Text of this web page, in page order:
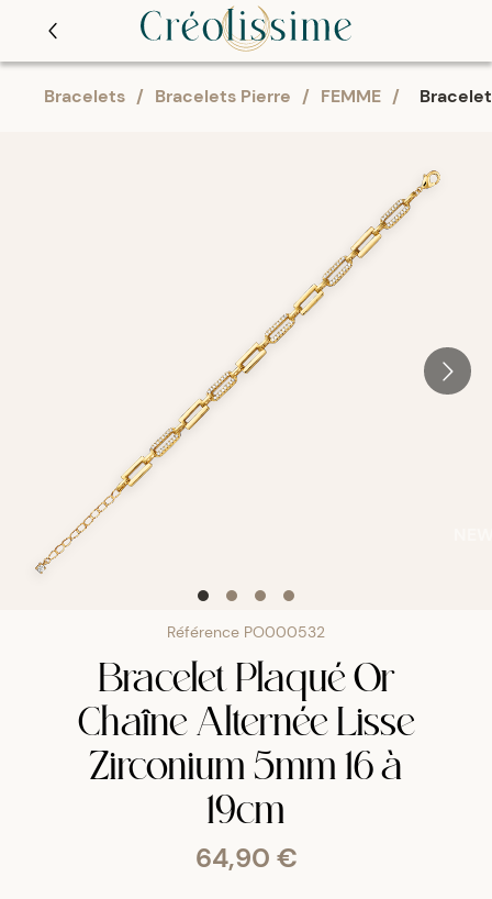
Bracelets / Bracelets Pierre / FEMME /
Référence PO000532
Bracelet Plaqué Or
Chaîne Alternée Lisse
Zirconium 5mm 16 à
19cm
64,90 €